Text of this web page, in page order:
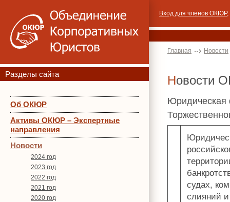
Разделы сайта
Об ОКЮР
Активы ОКЮР – Экспертные
направления
Новости
2024 год
2023 год
2022 год
2021 год
2020 год
Вход для членов ОКЮР,
Главная Новости
Новости
Юридическая
судах,
слияний и